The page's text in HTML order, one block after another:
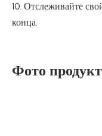
10. Отслеживайте
конца.
Фото